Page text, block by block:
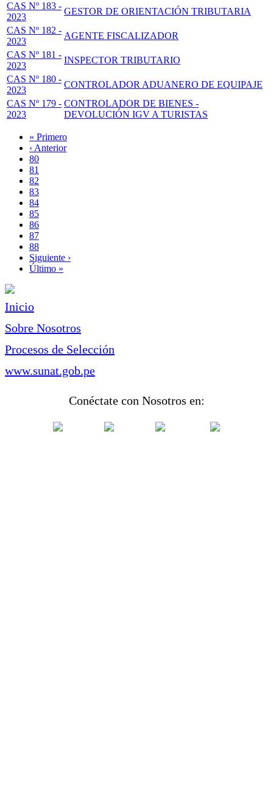
CAS Nº 183 -
2023
GESTOR DE ORIENTACIÓN TRIBUTARIA
CAS Nº 182 -
2023
AGENTE FISCALIZADOR
CAS Nº 181 -
2023
INSPECTOR TRIBUTARIO
CAS Nº 180 -
2023
CONTROLADOR ADUANERO DE EQUIPAJE
CAS Nº 179 -
2023
CONTROLADOR DE BIENES -
DEVOLUCIÓN IGV A TURISTAS
Paginación
Primera
página
« Primero
Página
anterior
‹ Anterior
Page
80
Page
81
Page
82
Page
83
Página
actual
84
Page
85
Page
86
Page
87
Page
88
Siguiente
página
Siguiente ›
Última
Último »
Inicio
Sobre Nosotros
Procesos de Selección
www.sunat.gob.pe
Conéctate con Nosotros en: